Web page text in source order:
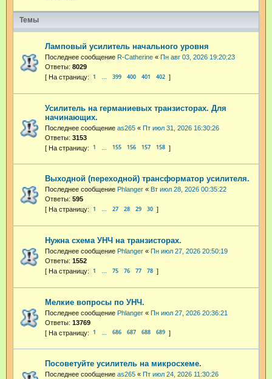
Темы
Ламповый усилитель начального уровня
Последнее сообщение R-Catherine « Пн авг 03, 2026 19:20:23
Ответы: 8029
1 … 399 400 401 402
Усилитель на германиевых транзисторах. Для
начинающих.
Последнее сообщение as265 « Пт июл 31, 2026 16:30:26
Ответы: 3153
1 155 156 157 158
Выходной (переходной) трансформатор усилителя.
Последнее сообщение Phlanger « Вт июл 28, 2026 00:35:22
Ответы: 595
1 … 27 28 29 30
Нужна схема УНЧ на транзисторах.
Последнее сообщение Phlanger « Пн июл 27, 2026 20:50:19
Ответы: 1552
1 … 75 76 77 78
Мелкие вопросы по УНЧ.
Последнее сообщение Phlanger « Пн июл 27, 2026 20:36:21
Ответы: 13769
1 686 687 688 689
Посоветуйте усилитель на микросхеме.
Последнее сообщение as265 « Пт июл 24, 2026 11:30:26